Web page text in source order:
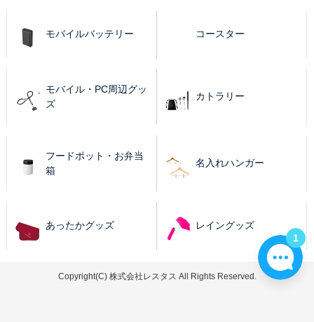
モバイルバッテリー コースター
モバイル・PC周辺グッ
ズ
カトラリー
フードポット・お弁当
箱
名入れハンガー
あったかグッズ レイングッズ
Copyright(C) 株式会社レスタス All Rights Reserved.
1